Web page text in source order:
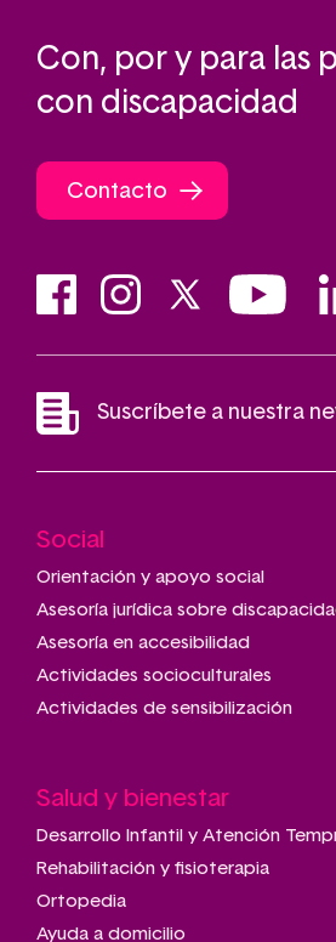
Con, por y para las
con discapacidad
Contacto
Suscríbete a nuestra
Main
navigation
Social
Orientación y apoyo social
Asesoría jurídica sobre
Asesoría en accesibilidad
Actividades socioculturales
Actividades de sensibilización
Salud y bienestar
Desarrollo Infantil y Atención
Rehabilitación y fisioterapia
Ortopedia
Ayuda a domicilio